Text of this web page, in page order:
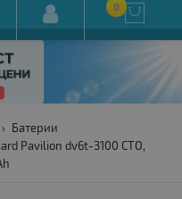
0 
Батерии
Pavilion dv6t-3100 CTO,